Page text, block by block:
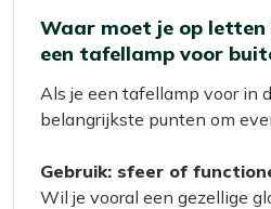
Waar moet je op letten
een tafellamp voor
Als je een tafellamp voor in
belangrijkste punten om
Gebruik: sfeer of
Wil je vooral een gezellige